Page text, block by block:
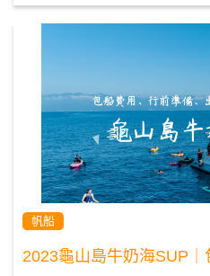
帆船